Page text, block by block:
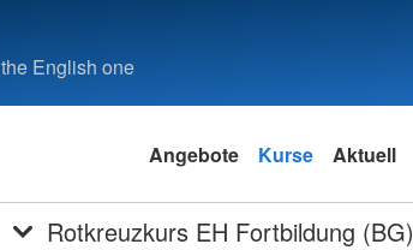
English one
Angebote Kurse Aktuell
Rotkreuzkurs EH Fortbildung (BG)